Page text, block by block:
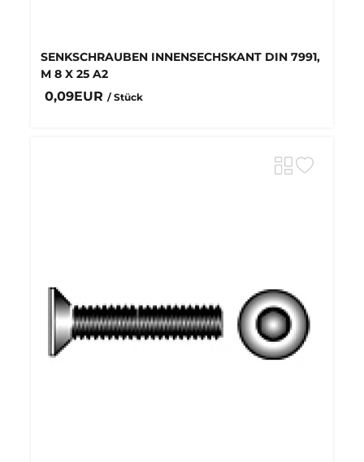
SENKSCHRAUBEN INNENSECHSKANT DIN 7991,
M 8 X 25 A2
0,09EUR / Stück